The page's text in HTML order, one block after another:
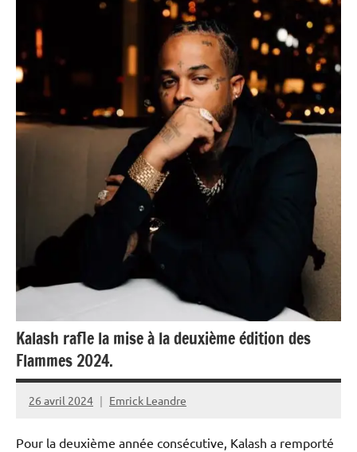
Caraïbe
Culture
France
Monde
Kalash rafle la mise à la deuxième édition des
Flammes 2024.
26 avril 2024 Emrick Leandre
Pour la deuxième année consécutive, Kalash a remporté